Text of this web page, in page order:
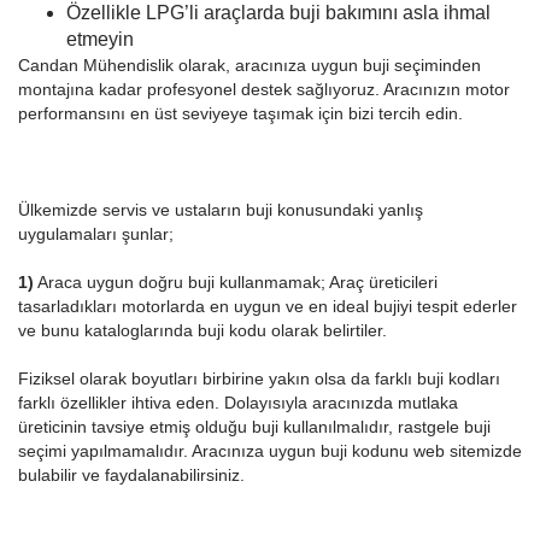
Özellikle LPG’li araçlarda buji bakımını asla ihmal
etmeyin
Candan Mühendislik olarak, aracınıza uygun buji seçiminden
montajına kadar profesyonel destek sağlıyoruz. Aracınızın motor
performansını en üst seviyeye taşımak için bizi tercih edin.
Ülkemizde servis ve ustaların buji konusundaki yanlış
uygulamaları şunlar;
1) Araca uygun doğru buji kullanmamak; Araç üreticileri
tasarladıkları motorlarda en uygun ve en ideal bujiyi tespit ederler
ve bunu kataloglarında buji kodu olarak belirtiler.
Fiziksel olarak boyutları birbirine yakın olsa da farklı buji kodları
farklı özellikler ihtiva eden. Dolayısıyla aracınızda mutlaka
üreticinin tavsiye etmiş olduğu buji kullanılmalıdır, rastgele buji
seçimi yapılmamalıdır. Aracınıza uygun buji kodunu web sitemizde
bulabilir ve faydalanabilirsiniz.